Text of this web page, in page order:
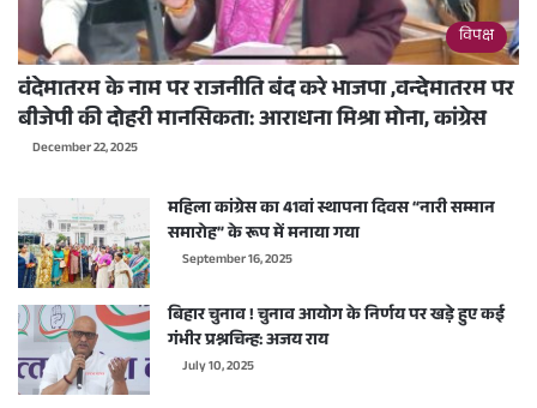
विपक्ष
वंदेमातरम के नाम पर राजनीति बंद करे भाजपा ,वन्देमातरम पर
बीजेपी की दोहरी मानसिकता: आराधना मिश्रा मोना, कांग्रेस
December 22, 2025
महिला कांग्रेस का 41वां स्थापना दिवस “नारी सम्मान
समारोह” के रूप में मनाया गया
September 16, 2025
बिहार चुनाव ! चुनाव आयोग के निर्णय पर खड़े हुए कई
गंभीर प्रश्नचिन्ह: अजय राय
July 10, 2025